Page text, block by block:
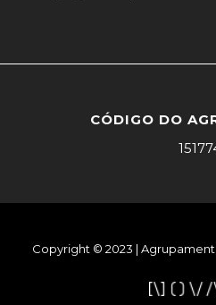
CÓDIGO DO
Copyright © 2023 |